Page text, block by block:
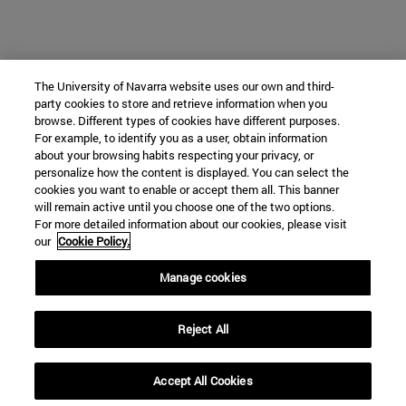
The University of Navarra website uses our own and third-
party cookies to store and retrieve information when you
browse. Different types of cookies have different purposes.
For example, to identify you as a user, obtain information
about your browsing habits respecting your privacy, or
personalize how the content is displayed. You can select the
cookies you want to enable or accept them all. This banner
will remain active until you choose one of the two options.
For more detailed information about our cookies, please visit
our Cookie Policy.
Manage cookies
Reject All
Accept All Cookies